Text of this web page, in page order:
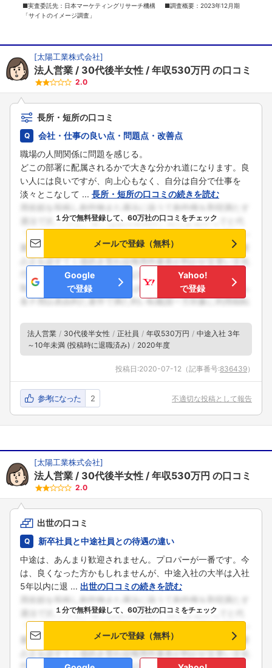
■実査委託先：日本マーケティングリサーチ機構 ■調査概要：2023年12月期
「サイトのイメージ調査」
[太陽工業株式会社]
法人営業 30代後半女性 年収530万円 の口コミ
2.0
長所・短所の口コミ
会社・仕事の良い点・問題点・改善点
職場の人間関係に問題を感じる。
どこの部署に配属されるかで大きな分かれ道になります。良
い人には良いですが、向上心もなく、自分は自分で仕事を
淡々とこなして ... 長所・短所の口コミの続きを読む
１分で無料登録して、60万社の口コミをチェック
メールで登録（無料）
Google
で登録
Yahoo!
で登録
法人営業 30代後半女性 正社員 年収530万円
中途入社 3年
～10年未満 (投稿時に退職済み)
2020年度
投稿日:2020-07-12 （記事番号:836439）
参考になった 2 不適切な投稿として報告
[太陽工業株式会社]
法人営業 30代後半女性 年収530万円 の口コミ
2.0
出世の口コミ
新卒社員と中途社員との待遇の違い
中途は、あんまり歓迎されません。プロパーが一番です。今
は、良くなった方かもしれませんが、中途入社の大半は入社
5年以内に退 ... 出世の口コミの続きを読む
１分で無料登録して、60万社の口コミをチェック
メールで登録（無料）